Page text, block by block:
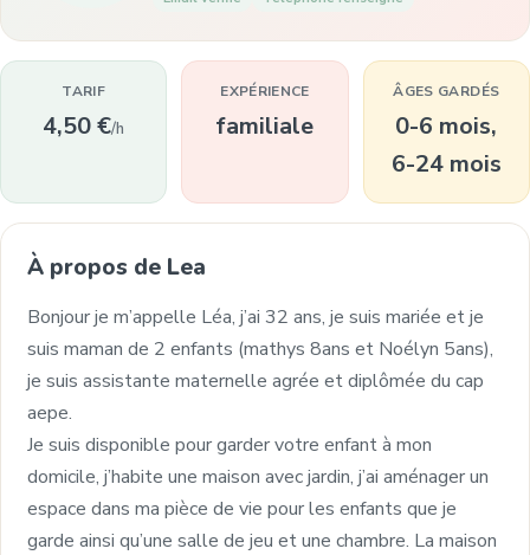
TARIF
4,50 €/h
EXPÉRIENCE
familiale
ÂGES GARDÉS
0-6 mois,
6-24 mois
À propos de Lea
Bonjour je m’appelle Léa, j’ai 32 ans, je suis mariée et je
suis maman de 2 enfants (mathys 8ans et Noélyn 5ans),
je suis assistante maternelle agrée et diplômée du cap
aepe.
Je suis disponible pour garder votre enfant à mon
domicile, j’habite une maison avec jardin, j’ai aménager un
espace dans ma pièce de vie pour les enfants que je
garde ainsi qu’une salle de jeu et une chambre. La maison